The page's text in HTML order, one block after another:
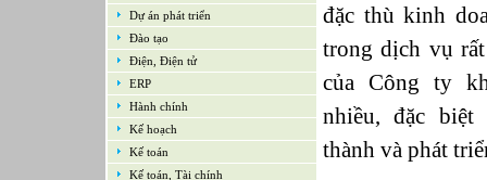
Dự án phát triển
Đào tạo
Điện, Điện tử
ERP
Hành chính
Kế hoạch
Kế toán
Kế toán, Tài chính
đặc thù kinh
trong dịch vụ
của Công ty
nhiều, đặc
thành và phát